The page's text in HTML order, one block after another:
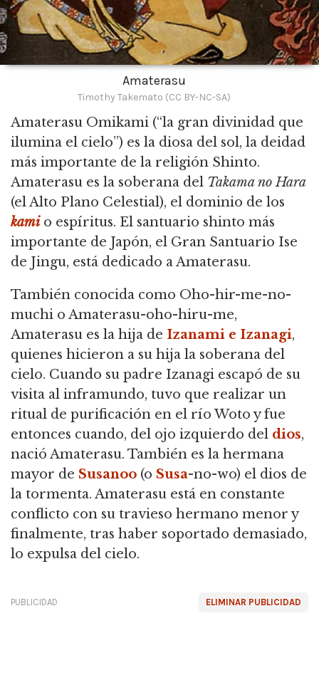
Amaterasu
Timothy Takemato (CC BY-NC-SA)
Amaterasu Omikami (“la gran divinidad que
ilumina el cielo”) es la diosa del sol, la deidad
más importante de la religión Shinto.
Amaterasu es la soberana del Takama no Hara
(el Alto Plano Celestial), el dominio de los
kamio espíritus. El santuario shinto más
importante de Japón, el Gran Santuario Ise
de Jingu, está dedicado a Amaterasu.
También conocida como Oho-hir-me-no-
muchi o Amaterasu-oho-hiru-me,
Amaterasu es la hija de Izanami e Izanagi,
quienes hicieron a su hija la soberana del
cielo. Cuando su padre Izanagi escapó de su
visita al inframundo, tuvo que realizar un
ritual de purificación en el río Woto y fue
entonces cuando, del ojo izquierdo del dios,
nació Amaterasu. También es la hermana
mayor de Susanoo (o Susa-no-wo) el dios de
la tormenta. Amaterasu está en constante
conflicto con su travieso hermano menor y
finalmente, tras haber soportado demasiado,
lo expulsa del cielo.
ELIMINAR PUBLICIDAD
PUBLICIDAD